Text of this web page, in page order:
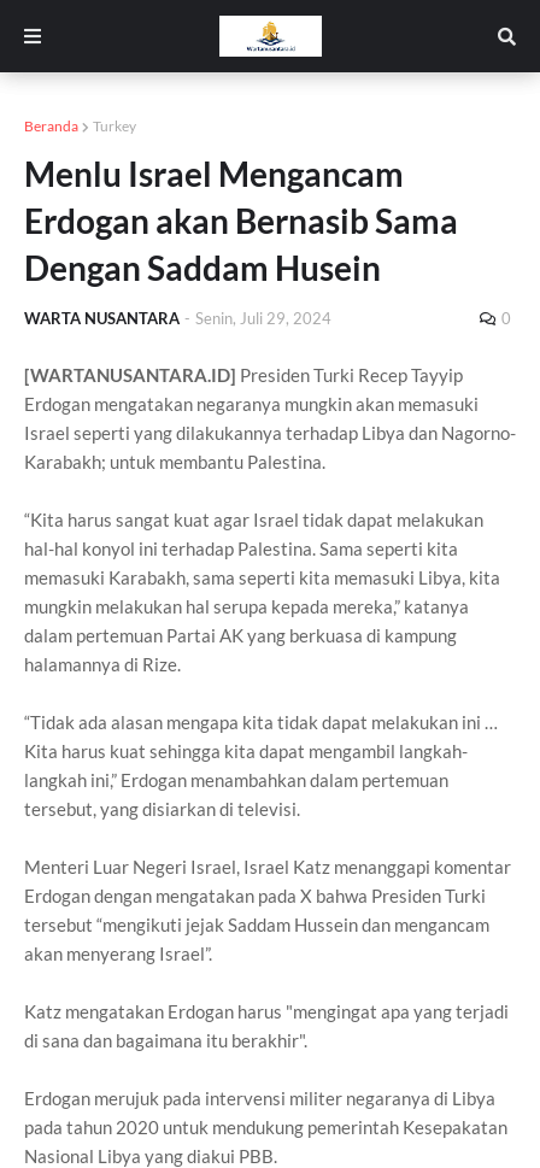
Beranda Turkey
Menlu Israel Mengancam
Erdogan akan Bernasib Sama
Dengan Saddam Husein
WARTA NUSANTARA - Senin, Juli 29, 2024 0
[WARTANUSANTARA.ID] Presiden Turki Recep Tayyip
Erdogan mengatakan negaranya mungkin akan memasuki
Israel seperti yang dilakukannya terhadap Libya dan Nagorno-
Karabakh; untuk membantu Palestina.
“Kita harus sangat kuat agar Israel tidak dapat melakukan
hal-hal konyol ini terhadap Palestina. Sama seperti kita
memasuki Karabakh, sama seperti kita memasuki Libya, kita
mungkin melakukan hal serupa kepada mereka,” katanya
dalam pertemuan Partai AK yang berkuasa di kampung
halamannya di Rize.
“Tidak ada alasan mengapa kita tidak dapat melakukan ini …
Kita harus kuat sehingga kita dapat mengambil langkah-
langkah ini,” Erdogan menambahkan dalam pertemuan
tersebut, yang disiarkan di televisi.
Menteri Luar Negeri Israel, Israel Katz menanggapi komentar
Erdogan dengan mengatakan pada X bahwa Presiden Turki
tersebut “mengikuti jejak Saddam Hussein dan mengancam
akan menyerang Israel”.
Katz mengatakan Erdogan harus "mengingat apa yang terjadi
di sana dan bagaimana itu berakhir".
Erdogan merujuk pada intervensi militer negaranya di Libya
pada tahun 2020 untuk mendukung pemerintah Kesepakatan
Nasional Libya yang diakui PBB.